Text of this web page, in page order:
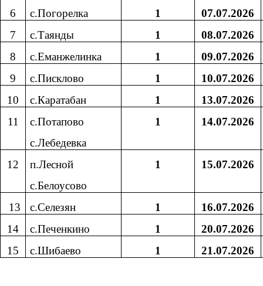
6
с.Погорелка 1
07.07.2026
7
с.Таянды 1
08.07.2026
8
с.Еманжелинка 1
09.07.2026
9
с.Писклово 1
10.07.2026
10
с.Каратабан 1
13.07.2026
11
с.Потапово
с.Лебедевка
1 14.07.2026
12
п.Лесной
с.Белоусово
1 15.07.2026
13 с.Селезян 1
16.07.2026
14
с.Печенкино 1
20.07.2026
15
с.Шибаево 1 21.07.2026